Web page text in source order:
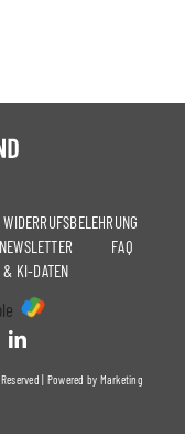
WIDERRUFSBELEHRUNG
NEWSLETTER
FAQ
& KI-DATEN
| Powered by Marketing